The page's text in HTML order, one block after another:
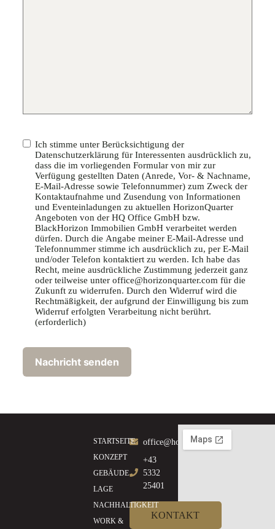
Consent(erforderlich)
Ich stimme unter Berücksichtigung der
Datenschutzerklärung für Interessenten ausdrücklich zu,
dass die im vorliegenden Formular von mir zur
Verfügung gestellten Daten (Anrede, Vor- & Nachname,
E-Mail-Adresse sowie Telefonnummer) zum Zweck der
Kontaktaufnahme und Zusendung von Informationen
und Eventeinladungen zu aktuellen HorizonQuarter
Angeboten von der HQ Office GmbH bzw.
BlackHorizon Immobilien GmbH verarbeitet werden
dürfen. Durch die Angabe meiner E-Mail-Adresse und
Telefonnummer stimme ich ausdrücklich zu, per E-Mail
und/oder Telefon kontaktiert zu werden. Ich habe das
Recht, meine ausdrückliche Zustimmung jederzeit ganz
oder teilweise unter office@horizonquarter.com für die
Zukunft zu widerrufen. Durch den Widerruf wird die
Rechtmäßigkeit, der aufgrund der Einwilligung bis zum
Widerruf erfolgten Verarbeitung nicht berührt.
(erforderlich)
STARTSEITE
KONZEPT
GEBÄUDE
LAGE
NACHHALTIGKEIT
WORK &
office@horizonquarter.com
+43
5332
25401
KONTAKT